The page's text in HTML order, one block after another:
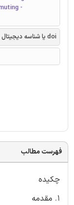
-
doi یا شناسه دیجیتال
فهرست مطالب
چکیده
1. مقدمه